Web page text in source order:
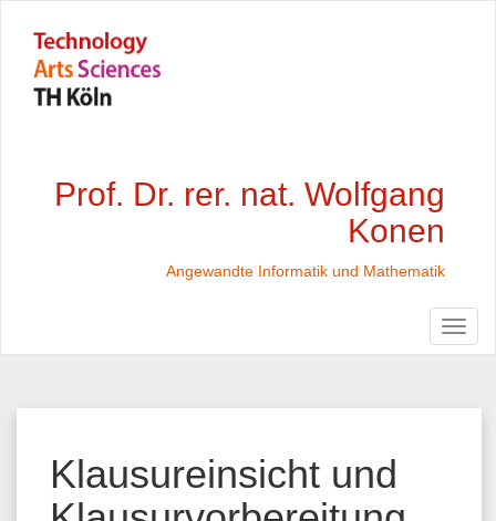
Prof. Dr. rer. nat. Wolfgang
Konen
Angewandte Informatik und Mathematik
Klausureinsicht und